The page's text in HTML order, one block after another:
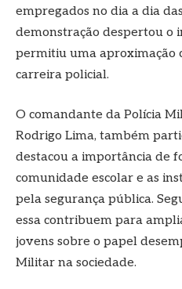
empregados no dia a dia
demonstração despertou o
permitiu uma aproximação
carreira policial.
O comandante da Polícia
Rodrigo Lima, também
destacou a importância de
comunidade escolar e as
pela segurança pública.
essa contribuem para
jovens sobre o papel
Militar na sociedade.